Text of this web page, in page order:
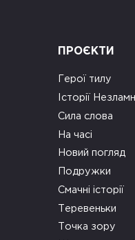
ПРОЄКТИ
Герої тилу
Історії
Сила слова
На часі
Новий погляд
Подружки
Смачні історії
Теревеньки
Точка зору